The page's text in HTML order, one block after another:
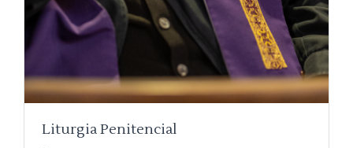
Liturgia Penitencial